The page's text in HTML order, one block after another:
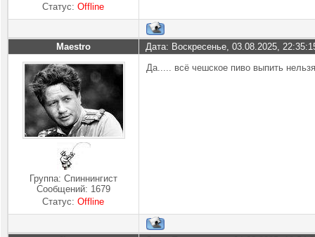
Статус:Offline
Maestro Дата: Воскресенье, 03.08.2025,
Группа: Спиннингист
Сообщений: 1679
Статус:Offline
Да..... всё чешское пиво выпить